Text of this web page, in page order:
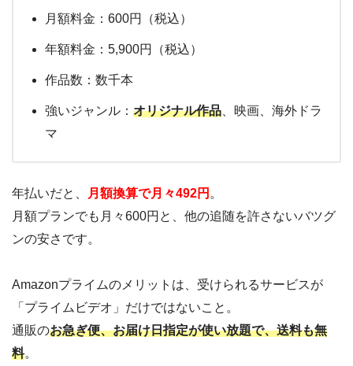
月額料金：600円（税込）
年額料金：5,900円（税込）
作品数：数千本
強いジャンル： オリジナル作品 、映画、海外ドラ
マ
年払いだと、 月額換算で月々492円 。
月額プランでも月々600円と、他の追随を許さないバツグ
ンの安さです。
Amazonプライムのメリットは、受けられるサービスが
「プライムビデオ」だけではないこと。
通販のお急ぎ便、お届け日指定が使い放題で、送料も無
料。